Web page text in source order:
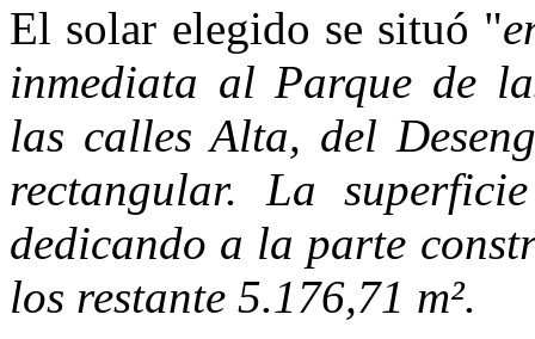
El solar elegido se situó "
inmediata al Parque de
las calles Alta, del
rectangular. La
dedicando a la parte
los restante 5.176,71 m².